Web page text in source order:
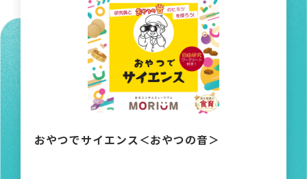
おやつでサイエンス＜おやつの音＞